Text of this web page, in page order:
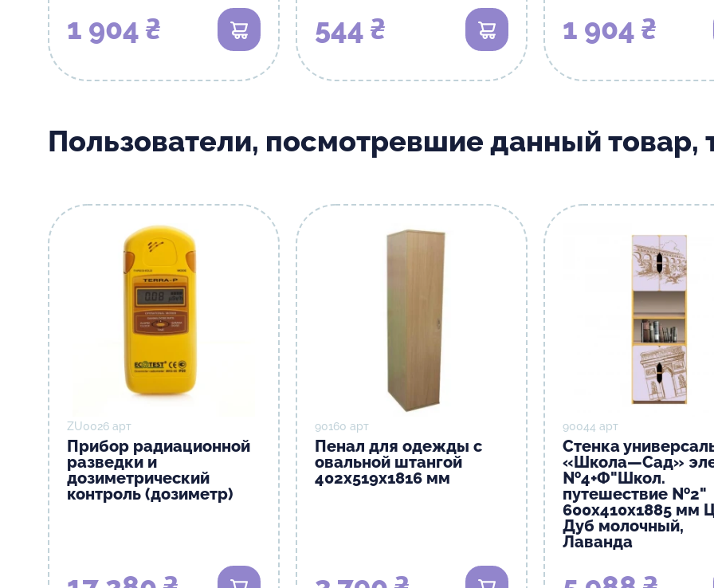
1 904 ₴ В корзину 544 ₴ В корзину 1 904 ₴
Пользователи, посмотревшие данный товар,
ZU0026 арт
Прибор радиационной
разведки и
дозиметрический
контроль (дозиметр)
90160 арт
Пенал для одежды с
овальной штангой
402х519х1816 мм
90044 арт
Стенка
«Школа—Сад»
№4+Ф"Школ.
путешествие №2"
600х410х1885 мм
Дуб молочный,
Лаванда